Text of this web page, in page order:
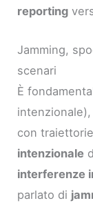
reporting
Jamming,
scenari
È
intenzionale),
con
intenzionale
interferenze
parlato di